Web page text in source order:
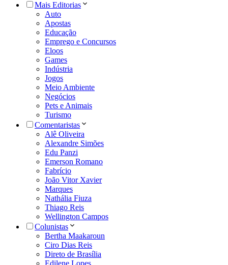
Mais Editorias
Auto
Apostas
Educação
Emprego e Concursos
Eloos
Games
Indústria
Jogos
Meio Ambiente
Negócios
Pets e Animais
Turismo
Comentaristas
Alê Oliveira
Alexandre Simões
Edu Panzi
Emerson Romano
Fabrício
João Vitor Xavier
Marques
Nathália Fiuza
Thiago Reis
Wellington Campos
Colunistas
Bertha Maakaroun
Ciro Dias Reis
Direto de Brasília